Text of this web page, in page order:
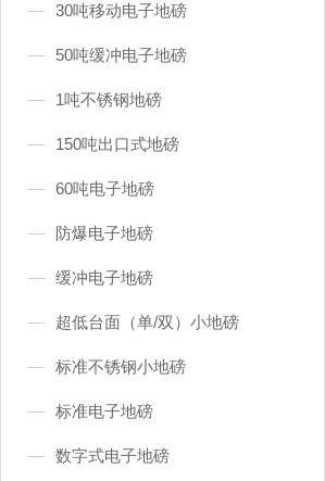
30吨移动电子地磅
50吨缓冲电子地磅
1吨不锈钢地磅
150吨出口式地磅
60吨电子地磅
防爆电子地磅
缓冲电子地磅
超低台面（单/双）小地磅
标准不锈钢小地磅
标准电子地磅
数字式电子地磅